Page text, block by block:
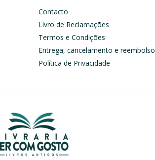
Contacto
Livro de Reclamações
Termos e Condições
Entrega, cancelamento e reembolso
Política de Privacidade